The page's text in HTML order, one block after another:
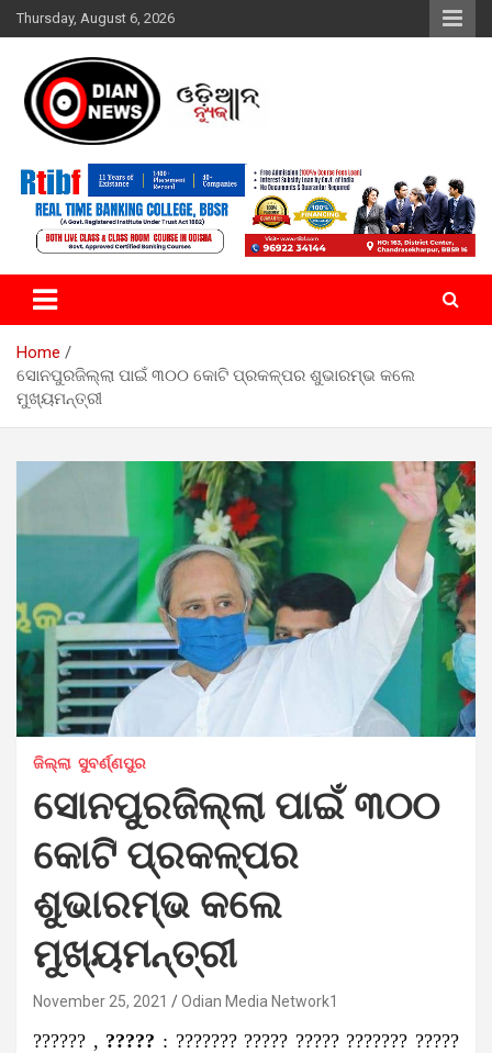
Skip
to
Thursday, August 6, 2026
ଓଡିଆନ୍ ନ୍ୟୁଜ
Home
ସୋନପୁରଜିଲ୍ଲା ପାଇଁ ୩୦୦ କୋଟି ପ୍ରକଳ୍ପର ଶୁଭାରମ୍ଭ କଲେ
ମୁଖ୍ୟମନ୍ତ୍ରୀ
ଜିଲ୍ଲା ସୁବର୍ଣ୍ଣପୁର
ସୋନପୁରଜିଲ୍ଲା ପାଇଁ ୩୦୦
କୋଟି ପ୍ରକଳ୍ପର
ଶୁଭାରମ୍ଭ କଲେ
ମୁଖ୍ୟମନ୍ତ୍ରୀ
November 25, 2021 Odian Media Network1
?????? , ????? : ??????? ????? ????? ??????? ?????